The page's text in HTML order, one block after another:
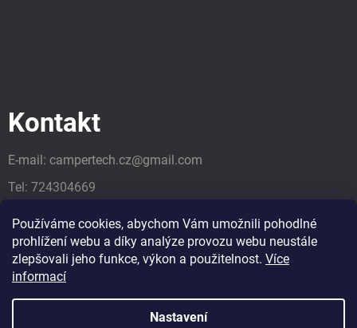
Používáme cookies, abychom Vám umožnili pohodlné
prohlížení webu a díky analýze provozu webu neustále
zlepšovali jeho funkce, výkon a použitelnost. Více
informací
Nastavení
Kontakt
E-mail: campertech.cz@gmail.com
Tel: 724304669